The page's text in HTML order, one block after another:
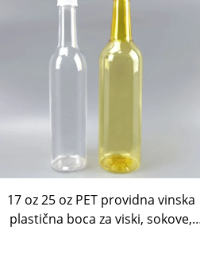
17 oz 25 oz PET providna vinska
plastična boca za viski, sokove,